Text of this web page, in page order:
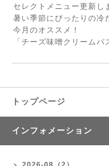
セレクトメニュー更新し
暑い季節にぴったりの冷
今月のオススメ！
「チーズ味噌クリームパ
トップページ
インフォメーション